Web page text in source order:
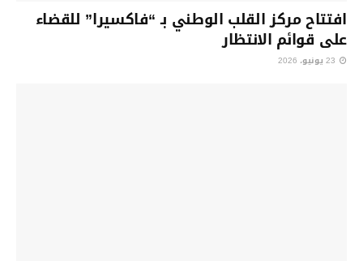
افتتاح مركز القلب الوطني بـ “فاكسيرا” للقضاء
على قوائم الانتظار